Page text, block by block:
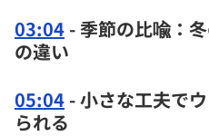
03:04 - 季節の比喩：
の違い
05:04 - 小さな工夫で
られる